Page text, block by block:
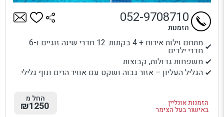
מתחם וילות אירוח + 4 בקתות. 12 חדרי שינה זוגיים ו-6
חדרי ילדים
משפחות גדולות, קבוצות
הגליל העליון – אזור גבוה ושקט עם אוויר הרים ונוף גלילי.
הזמנות אונליין
באישור בעל הצימר
052-9708710
הזמנות
החל מ
₪1250